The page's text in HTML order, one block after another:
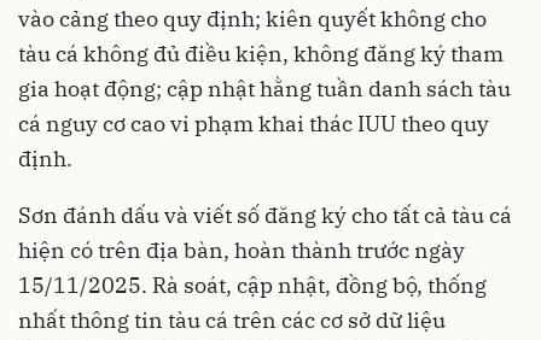
vào cảng theo quy định; kiên quyết không cho
tàu cá không đủ điều kiện, không đăng ký tham
gia hoạt động; cập nhật hằng tuần danh sách tàu
cá nguy cơ cao vi phạm khai thác IUU theo quy
định.
Sơn đánh dấu và viết số đăng ký cho tất cả tàu cá
hiện có trên địa bàn, hoàn thành trước ngày
15/11/2025. Rà soát, cập nhật, đồng bộ, thống
nhất thông tin tàu cá trên các cơ sở dữ liệu